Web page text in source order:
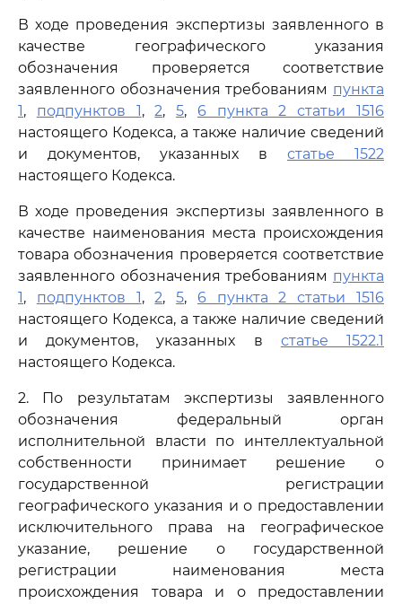
В ходе проведения экспертизы заявленного в
качестве географического указания
обозначения проверяется соответствие
заявленного обозначения требованиям пункта
1, подпунктов 1,2,5, 6 пункта 2 статьи 1516
настоящего Кодекса, а также наличие сведений
и документов, указанных в статье 1522
настоящего Кодекса.
В ходе проведения экспертизы заявленного в
качестве наименования места происхождения
товара обозначения проверяется соответствие
заявленного обозначения требованиям пункта
1, подпунктов 1,2,5, 6 пункта 2 статьи 1516
настоящего Кодекса, а также наличие сведений
и документов, указанных в статье 1522.1
настоящего Кодекса.
2. По результатам экспертизы заявленного
обозначения федеральный орган
исполнительной власти по интеллектуальной
собственности принимает решение о
государственной регистрации
географического указания и о предоставлении
исключительного права на географическое
указание, решение о государственной
регистрации наименования места
происхождения товара и о предоставлении